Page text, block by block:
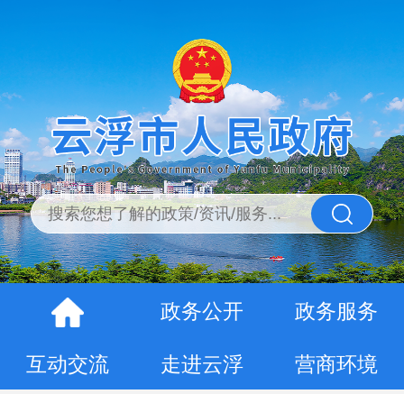
政务公开
政务服务
互动交流
走进云浮 营商环境